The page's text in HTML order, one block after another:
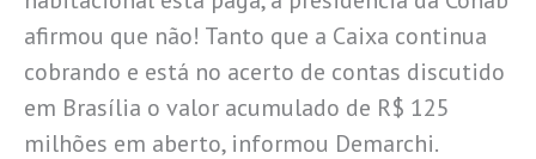
afirmou que não! Tanto que a Caixa continua
cobrando e está no acerto de contas discutido
em Brasília o valor acumulado de R$ 125
milhões em aberto, informou Demarchi.